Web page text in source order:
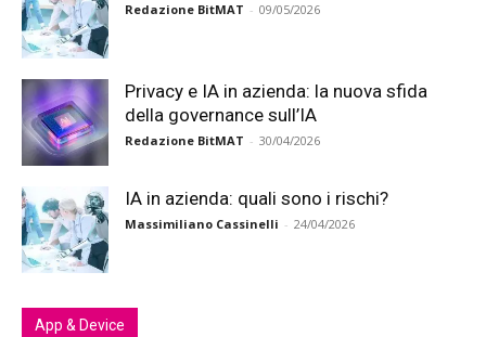
Redazione BitMAT - 09/05/2026
Privacy e IA in azienda: la nuova sfida
della governance sull’IA
Redazione BitMAT - 30/04/2026
IA in azienda: quali sono i rischi?
Massimiliano Cassinelli - 24/04/2026
App & Device